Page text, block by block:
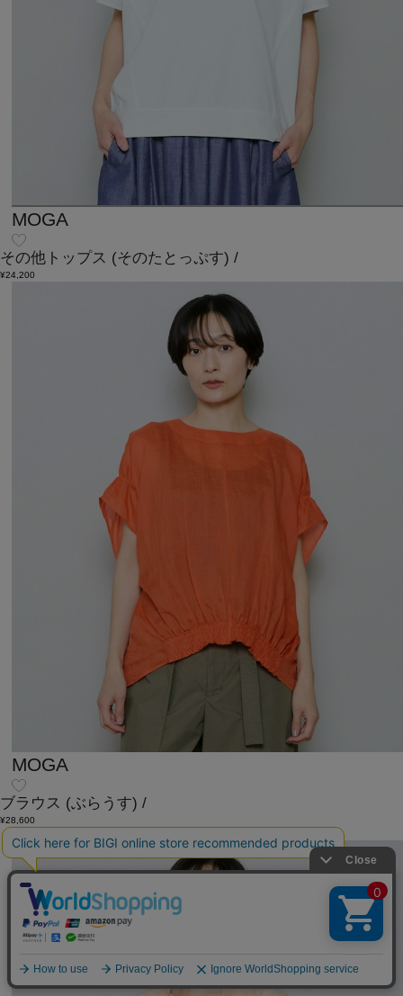
MOGA
その他トップス (そのたとっぷす) /
¥24,200
MOGA
ブラウス (ぶらうす) /
¥28,600